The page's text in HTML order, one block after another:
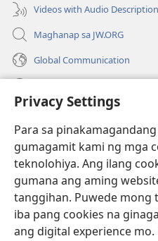
Privacy Settings
Para sa
gumagamit kami ng mga
teknolohiya. Ang ilang
gumana ang aming
tanggihan. Puwede mong
iba pang cookies na
ang digital experience
Videos with Audio
Maghanap sa JW.ORG
Global Communication
(may
na
bagong
window)
Watchtower ONLINE
(may
bubukas
na
bagong
window)
JW Hub ®
(may
bubukas
bagong
JW Library ®